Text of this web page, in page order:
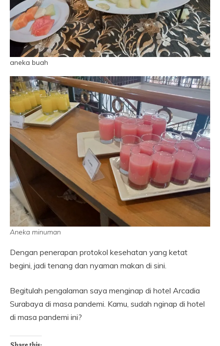
aneka buah
Aneka minuman
Dengan penerapan protokol kesehatan yang ketat
begini, jadi tenang dan nyaman makan di sini.
Begitulah pengalaman saya menginap di hotel Arcadia
Surabaya di masa pandemi. Kamu, sudah nginap di hotel
di masa pandemi ini?